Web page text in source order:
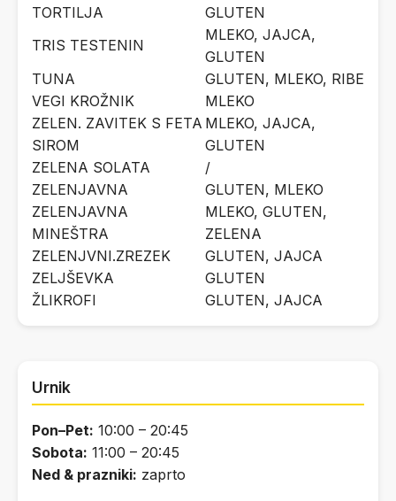
Urnik
Pon–Pet: 10:00 – 20:45
Sobota: 11:00 – 20:45
Ned & prazniki: zaprto
TORTILJA
GLUTEN
TRIS TESTENIN
MLEKO, JAJCA,
GLUTEN
TUNA
GLUTEN, MLEKO, RIBE
VEGI KROŽNIK
MLEKO
ZELEN. ZAVITEK S FETA
SIROM
MLEKO, JAJCA,
GLUTEN
ZELENA SOLATA
/
ZELENJAVNA
GLUTEN, MLEKO
ZELENJAVNA
MINEŠTRA
MLEKO, GLUTEN,
ZELENA
ZELENJVNI.ZREZEK
GLUTEN, JAJCA
ZELJŠEVKA
GLUTEN
ŽLIKROFI
GLUTEN, JAJCA